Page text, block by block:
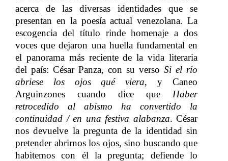
acerca de​​ las diversas identidades que se
presentan en la poesía​​actual venezolana. La
escogencia del título rinde homenaje a dos
voces que dejaron una huella fundamental en
el panorama más reciente de la vida literaria
del país: César Panza, con su verso​​ Si el río
abriese los ojos qué viera, y Caneo
Arguinzones cuando dice que​​ Haber
retrocedido al abismo ha convertido la
continuidad / en una festiva alabanza. César
nos devuelve la pregunta de la identidad sin
pretender abrirnos los ojos, sino buscando que
habitemos con él la pregunta; defiende lo